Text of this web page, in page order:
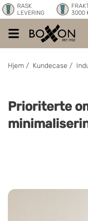
RASK
LEVERING
3000
Hjem / Kundecase /
Prioriterte